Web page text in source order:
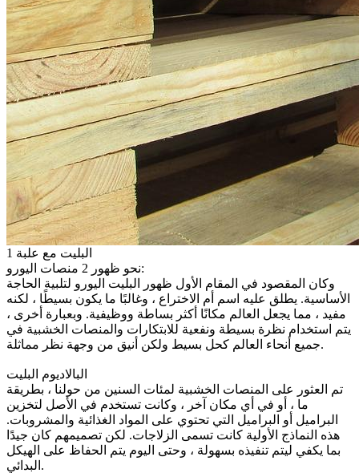
1 البليت مع علبة
نحو ظهور 2 منصات اليورو:
وكان المقصود في المقام الأول ظهور البليت اليورو لتلبية الحاجة
الأساسية. يطلق عليه اسم أم الاختراع ، وغالبًا ما يكون بسيطًا ، لكنه
مفيد ، مما يجعل العالم مكانًا أكثر بساطة ووظيفية. وبعبارة أخرى ،
يتم استخدام نظرة بسيطة ونفعية للابتكارات والمنصات الخشبية في
جميع أنحاء العالم كحل بسيط ولكن أنيق من وجهة نظر مماثلة.
البالاديوم البليت
تم العثور على المنصات الخشبية لمئات السنين من حولنا ، بطريقة
ما ، أو في أي مكان آخر ، وكانت تستخدم في الأصل لتخزين
البراميل أو البراميل التي تحتوي على المواد الغذائية والمشروبات.
هذه النماذج الأولية كانت تسمى الزلاجات. لكن تصميمهم كان جيدًا
بما يكفي ليتم تنفيذه بسهولة ، وحتى اليوم يتم الحفاظ على الهيكل
البدائي.